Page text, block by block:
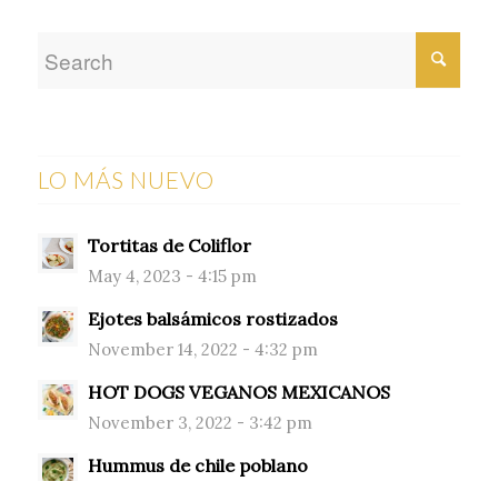
LO MÁS NUEVO
Tortitas de Coliflor
May 4, 2023 - 4:15 pm
Ejotes balsámicos rostizados
November 14, 2022 - 4:32 pm
HOT DOGS VEGANOS MEXICANOS
November 3, 2022 - 3:42 pm
Hummus de chile poblano